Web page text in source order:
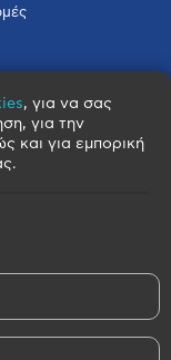
, για να σας
για την
και για εμπορική